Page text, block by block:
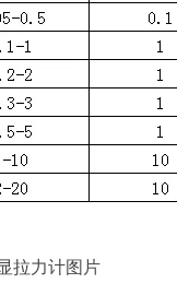
拉力计图片